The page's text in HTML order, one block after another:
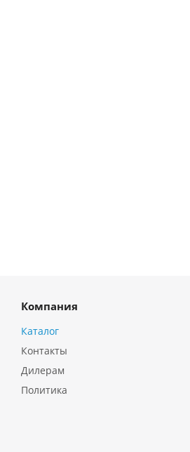
Компания
Каталог
Контакты
Дилерам
Политика